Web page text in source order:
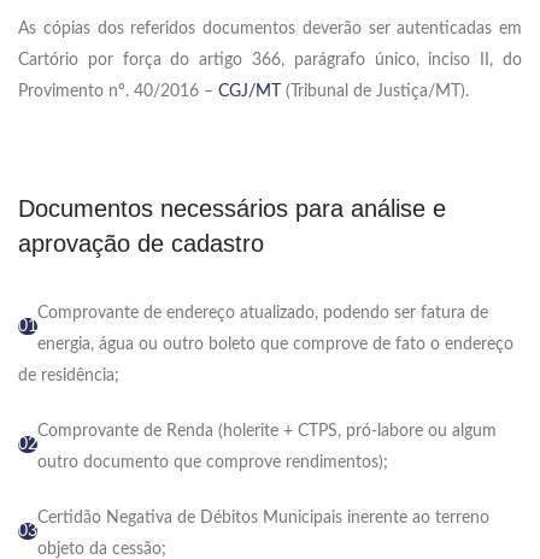
As cópias dos referidos documentos deverão ser autenticadas em
Cartório por força do artigo 366, parágrafo único, inciso II, do
Provimento nº. 40/2016 – CGJ/MT (Tribunal de Justiça/MT).
Documentos necessários para análise e
aprovação de cadastro
01
Comprovante de endereço atualizado, podendo ser fatura de
energia, água ou outro boleto que comprove de fato o endereço
de residência;
02
Comprovante de Renda (holerite + CTPS, pró-labore ou algum
outro documento que comprove rendimentos);
03
Certidão Negativa de Débitos Municipais inerente ao terreno
objeto da cessão;